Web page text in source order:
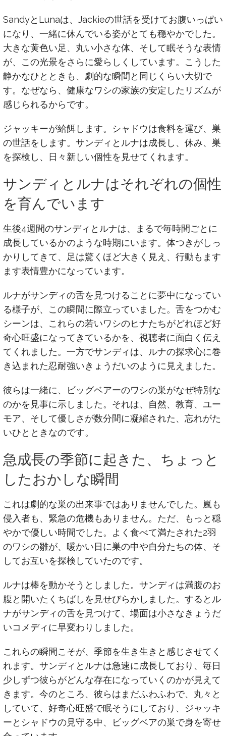
SandyとLunaは、Jackieの世話を受けてお腹いっぱい
になり、一緒に休んでいる姿がとても穏やかでした。
大きな黄色い足、丸い小さな体、そして眠そうな表情
が、この光景をさらに愛らしくしています。こうした
静かなひとときも、劇的な瞬間と同じくらい大切で
す。なぜなら、健康なワシの家族の安定したリズムが
感じられるからです。
ジャッキーが給餌します。シャドウは食料を運び、巣
の世話をします。サンディとルナは成長し、休み、巣
を探検し、日々新しい個性を見せてくれます。
サンディとルナはそれぞれの個性
を育んでいます
生後4週間のサンディとルナは、まるで毎時間ごとに
成長しているかのような時期にいます。体つきがしっ
かりしてきて、足は驚くほど大きく見え、行動もます
ます表情豊かになっています。
ルナがサンディの舌を見つけることに夢中になってい
る様子が、この瞬間に際立っていました。舌をつかむ
シーンは、これらの若いワシのヒナたちがどれほど好
奇心旺盛になってきているかを、視聴者に面白く伝え
てくれました。一方でサンディは、ルナの探求心に巻
き込まれた忍耐強いきょうだいのように見えました。
彼らは一緒に、ビッグベアーのワシの巣がなぜ特別な
のかを見事に示しました。それは、自然、教育、ユー
モア、そして優しさが数分間に凝縮された、忘れがた
いひとときなのです。
急成長の季節に起きた、ちょっと
したおかしな瞬間
これは劇的な巣の出来事ではありませんでした。嵐も
侵入者も、緊急の危機もありません。ただ、もっと穏
やかで優しい時間でした。よく食べて満たされた2羽
のワシの雛が、暖かい日に巣の中や自分たちの体、そ
してお互いを探検していたのです。
ルナは棒を動かそうとしました。サンディは満腹のお
腹と開いたくちばしを見せびらかしました。するとル
ナがサンディの舌を見つけて、場面は小さなきょうだ
いコメディに早変わりしました。
これらの瞬間こそが、季節を生き生きと感じさせてく
れます。サンディとルナは急速に成長しており、毎日
少しずつ彼らがどんな存在になっていくのかが見えて
きます。今のところ、彼らはまだふわふわで、丸々と
していて、好奇心旺盛で眠そうにしており、ジャッキ
ーとシャドウの見守る中、ビッグベアの巣で身を寄せ